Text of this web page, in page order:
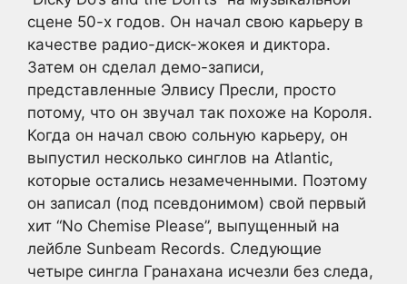
сцене 50-х годов. Он начал свою карьеру в
качестве радио-диск-жокея и диктора.
Затем он сделал демо-записи,
представленные Элвису Пресли, просто
потому, что он звучал так похоже на Короля.
Когда он начал свою сольную карьеру, он
выпустил несколько синглов на Atlantic,
которые остались незамеченными. Поэтому
он записал (под псевдонимом) свой первый
хит “No Chemise Please”, выпущенный на
лейбле Sunbeam Records. Следующие
четыре сингла Гранахана исчезли без следа,